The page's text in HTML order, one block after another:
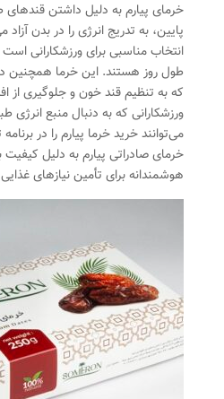
خرمای پیارم به دلیل داشتن
پایین، به تدریج انرژی را در بدن
انتخاب مناسبی برای ورزشکارانی است
طول روز هستند. این خرما همچنین
که به تنظیم قند خون و جلوگیری از
ورزشکارانی که به دنبال منبع
می‌توانند خرید خرما پیارم را در
خرمای صادراتی پیارم به دلیل کیفیت
هوشمندانه برای تأمین نیازهای